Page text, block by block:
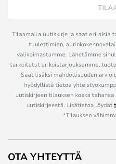
Tilaamalla uutiskirje ja saat erilaisia
tuulettimien,
valikoimastamme. Lähetämme
tarkoitetut erikoistarjouksemme,
Saat lisäksi mahdollisuuden
hyödyllistä tietoa
uutiskirjeen tilauksen koska
uutiskirjeestä. Lisätietoa löydät
*Tilauksen
OTA YHTEYTTÄ